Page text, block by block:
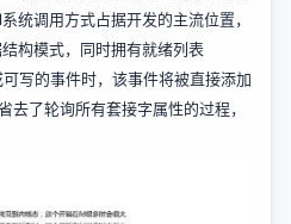
统调用方式占据开发的主流位置，
构模式，同时拥有就绪列表
写的事件时，该事件将被直接添加
去了轮询所有套接字属性的过程，